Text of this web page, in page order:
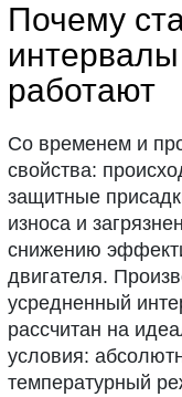
Почему
работают
Со временем и
свойства:
защитные
износа и
снижению
двигателя.
усредненный
рассчитан на
условия:
температурный